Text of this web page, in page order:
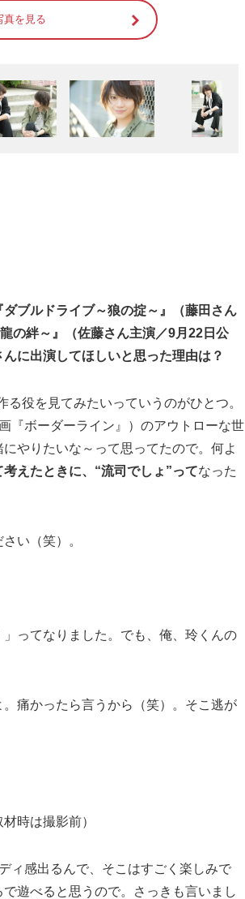
真を見る
ブルドライブ～狼の掟～』（藤田さん
の絆～』（佐藤さん主演／9月22日公
に出演してほしいと思った理由は？
役を見てみたいっていうのがひとつ。
『ボーダーライン』）のアウトローな世
やりたいな～って思ってたので。何よ
えたときに、“流司でしょ”ってなった
い（笑）。
ってなりました。でも、俺、玲くんの
痛かったら言うから（笑）。そこ逃が
材時は撮影前）
ィ感出るんで、そこはすごく楽しみで
遊べると思うので。さっきも言いまし